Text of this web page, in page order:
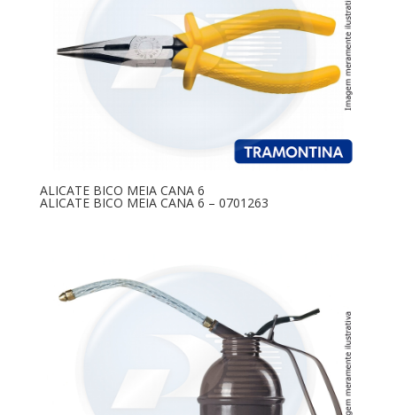
ALICATE BICO MEIA CANA 6
ALICATE BICO MEIA CANA 6 – 0701263